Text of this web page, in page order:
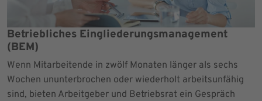
Betriebliches Eingliederungsmanagement
(BEM)
Wenn Mitarbeitende in zwölf Monaten länger als sechs
Wochen ununterbrochen oder wiederholt arbeitsunfähig
sind, bieten Arbeitgeber und Betriebsrat ein Gespräch